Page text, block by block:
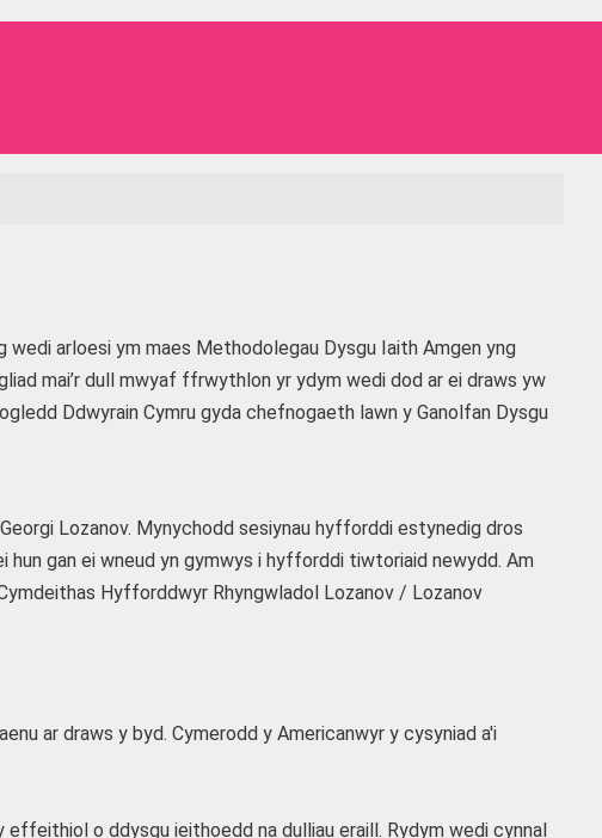
arloesi ym maes Methodolegau Dysgu Iaith Amgen yng
mai’r dull mwyaf ffrwythlon yr ydym wedi dod ar ei draws yw
Ddwyrain Cymru gyda chefnogaeth lawn y Ganolfan Dysgu
Lozanov. Mynychodd sesiynau hyfforddi estynedig dros
gan ei wneud yn gymwys i hyfforddi tiwtoriaid newydd. Am
Hyfforddwyr Rhyngwladol Lozanov / Lozanov
ar draws y byd. Cymerodd y Americanwyr y cysyniad a'i
o ddysgu ieithoedd na dulliau eraill. Rydym wedi cynnal